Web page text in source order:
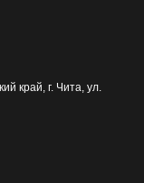
край, г. Чита, ул.